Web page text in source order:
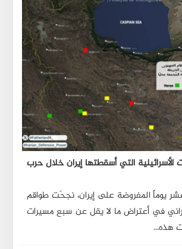
توبوليف الروسية تُمطر
المدن الأوكرانية بالصواريخ +
فيديو
المسيرات الأوكرانية
تستهدف ساراتوف وريازان +
فيديو
المسلحة في الضفة الغربية،
5 كانون الأول \ ديسمبر 2022
التي أسقطتها إيران خلال حرب
يوماً المفروضة على إيران، نجحَت طواقم
في أعتراض ما لا يقل عن سبع مسيرات
هذه...